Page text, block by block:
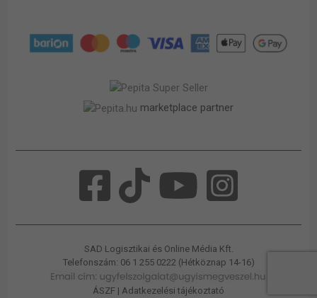
marketplace partner
SAD Logisztikai és Online Média Kft.
Telefonszám: 06 1 255 0222 (Hétköznap 14-16)
ÁSZF | Adatkezelési tájékoztató